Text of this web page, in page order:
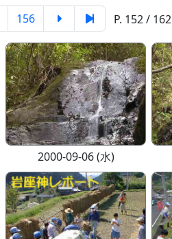
156 P. 152 / 162
2000-09-06 (水)